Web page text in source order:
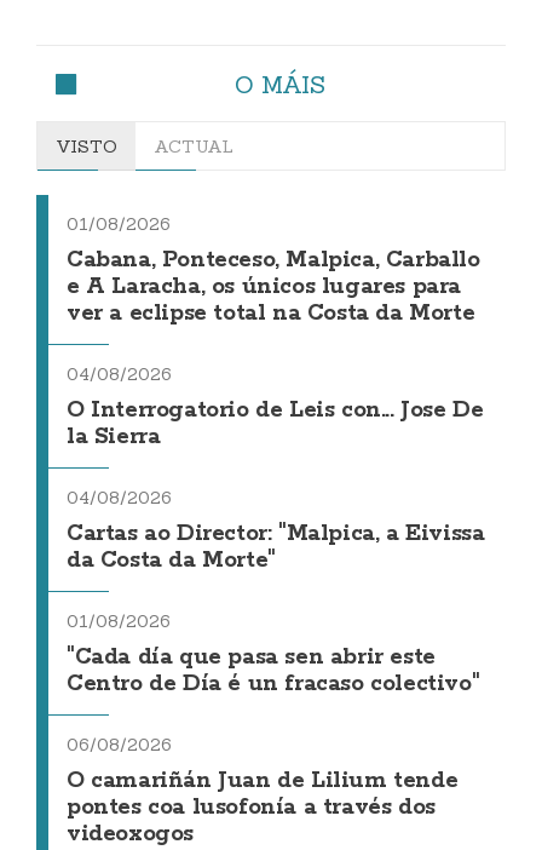
O MÁIS
VISTO ACTUAL
01/08/2026
Cabana, Ponteceso, Malpica, Carballo
e A Laracha, os únicos lugares para
ver a eclipse total na Costa da Morte
04/08/2026
O Interrogatorio de Leis con... Jose De
la Sierra
04/08/2026
Cartas ao Director: "Malpica, a Eivissa
da Costa da Morte"
01/08/2026
"Cada día que pasa sen abrir este
Centro de Día é un fracaso colectivo"
06/08/2026
O camariñán Juan de Lilium tende
pontes coa lusofonía a través dos
videoxogos